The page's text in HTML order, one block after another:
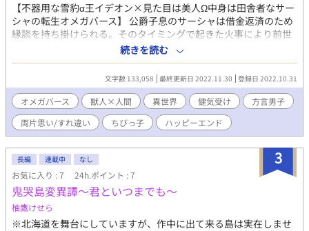
【不器用な雪豹α王イデオン×見た目は美人Ω中身は田舎者なサー
シャの転生オメガバース】 公爵子息のサーシャは借金返済のため
縁談を持ち掛けられる。そのタイミングで起きた火事により前世
の記憶が蘇った。 「僕、ホッカイドウの牧場主の息子だっ
た……！」 動物好きの記憶を思い出したサーシャの嫁ぎ先は雪豹
α王のいる北の国。 人間を食べると噂される獣人の国へ道民特有
の能天気とおおらかさを発揮して嫁いで行く。 一方雪豹王イデオ
ンは人間の国で両親が暗殺されたことから人間を疑っていた。 そ
して人質代わりに送られてくる花嫁に警戒心を抱く。 「人間とは
一年中発情して子作り出来る種族――色仕掛けで腑抜けにするつ
もりだろうがその手には乗らぬ！」 しかし嫁いできたサーシャは
美人な上懐かしい匂いがするし、予想外に純朴な性格で戸惑う。
さらに、歳の離れた弟のミカル（4歳）が自分よりも先に花嫁に懐
いてしまい――？ 雪豹王との子を身籠れば報奨金が出る。借金返
済に必死なウブΩサーシャは雪豹王イデオンの心を溶かして子を
授かることができるのか？ また、雪豹王の両親暗殺の真相とは？
【受】サーシャ・レーヴェニヒ（19歳）Ωの公爵令息。見た目は
続きを読む
文字数 133,058 最終更新日 2022.11.30 登録日 2022.10.31
オメガバース 獣人×人間 異世界 健気受け
方言男子
両片思い/すれ違い
ちびっ子 ハッピーエンド
3
長編 連載中 なし
お気に入り : 7 24h.ポイント : 7
鬼哭島変異譚～君といつまでも～
柚鷹けせら
※北海道を舞台にしていますが、作中に出て来る島は実在しませ